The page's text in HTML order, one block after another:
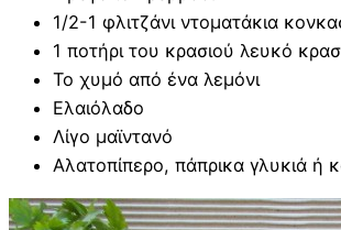
1/2-1 φλιτζάνι ντοματάκια
1 ποτήρι του κρασιού λευκό
Το χυμό από ένα λεμόνι
Ελαιόλαδο
Λίγο μαϊντανό
Αλατοπίπερο, πάπρικα γλυκιά ή